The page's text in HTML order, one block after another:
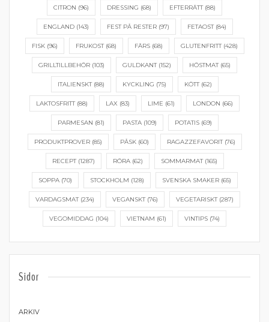
CITRON (96) DRESSING (68) EFTERRÄTT(88)
ENGLAND(143) FEST PÅ RESTER(97) FETAOST(84)
FISK(96) FRUKOST(68) FÄRS(68) GLUTENFRITT(428)
GRILLTILLBEHÖR (103) GULDKANT(152) HÖSTMAT(65)
ITALIENSKT(88) KYCKLING (75) KÖTT(62)
LAKTOSFRITT(88) LAX (83) LIME (61) LONDON (66)
PARMESAN (81) PASTA(109) POTATIS(69)
PRODUKTPROVER(85) PÅSK(60) RAGAZZEFAVORIT(76)
RECEPT(1287) RÖRA(62) SOMMARMAT(165)
SOPPA(70) STOCKHOLM (128) SVENSKA SMAKER(65)
VARDAGSMAT(234) VEGANSKT(76) VEGETARISKT(287)
VEGOMIDDAG (104) VIETNAM (61) VINTIPS (74)
Sidor
ARKIV